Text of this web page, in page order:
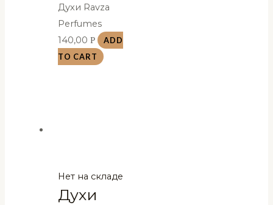
Духи Ravza
Perfumes
140,00Р
ADD
TO CART
Нет на складе
Духи